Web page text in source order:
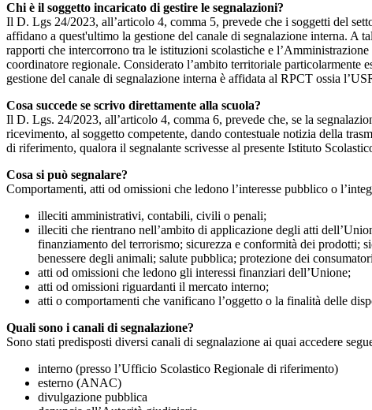
Chi è il soggetto incaricato di gestire le segnalazioni?
Il D. Lgs 24/2023, all’articolo 4, comma 5, prevede che i soggetti del
affidano a quest'ultimo la gestione del canale di segnalazione interna. A
rapporti che intercorrono tra le istituzioni scolastiche e
coordinatore regionale. Considerato l’ambito territoriale
gestione del canale di segnalazione interna è affidata al RPCT ossia
Cosa succede se scrivo direttamente alla scuola?
Il D. Lgs. 24/2023, all’articolo 4, comma 6, prevede che, se la
ricevimento, al soggetto competente, dando contestuale notizia della
di riferimento, qualora il segnalante scrivesse al presente Istituto
Cosa si può segnalare?
Comportamenti, atti od omissioni che ledono l’interesse pubblico o
illeciti amministrativi, contabili, civili o penali;
illeciti che rientrano nell’ambito di applicazione degli atti
finanziamento del terrorismo; sicurezza e conformità dei prodotti;
benessere degli animali; salute pubblica; protezione dei
atti od omissioni che ledono gli interessi finanziari dell’Unione;
atti od omissioni riguardanti il mercato interno;
atti o comportamenti che vanificano l’oggetto o la finalità delle
Quali sono i canali di segnalazione?
Sono stati predisposti diversi canali di segnalazione ai quai accedere
interno (presso l’Ufficio Scolastico Regionale di riferimento)
esterno (ANAC)
divulgazione pubblica